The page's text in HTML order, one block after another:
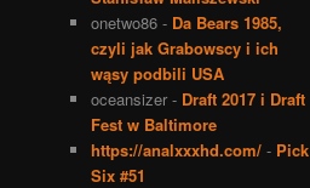
onetwo86 - Da Bears 1985,
czyli jak Grabowscy i ich
wąsy podbili USA
oceansizer - Draft 2017 i Draft
Fest w Baltimore
https://analxxxhd.com/ - Pick
Six #51